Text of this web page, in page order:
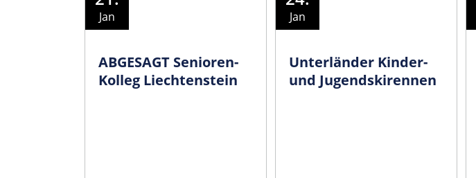
Jan
ABGESAGT Senioren-
Kolleg Liechtenstein
Jan
Unterländer Kinder-
und Jugendskirennen